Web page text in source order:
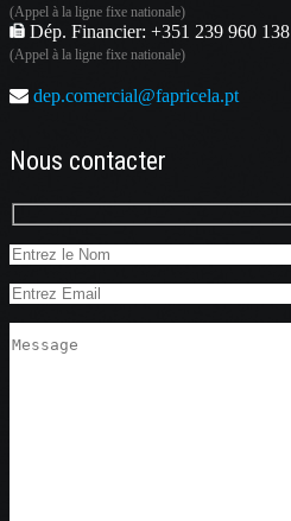
(Appel à la ligne fixe nationale)
Dép. Financier: +351 239 960 138
(Appel à la ligne fixe nationale)
dep.comercial@fapricela.pt
Nous contacter